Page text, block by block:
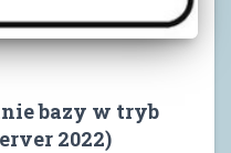
bazy w tryb
2022)